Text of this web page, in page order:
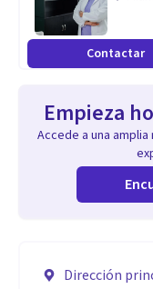
Contactar
Empieza
Accede a una
Dirección